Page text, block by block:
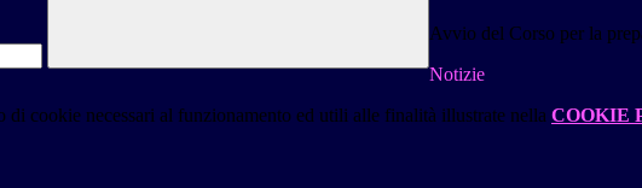
Avvio del Corso per la
Notizie
cookie necessari al funzionamento ed utili alle finalità illustrate nella COOKIE